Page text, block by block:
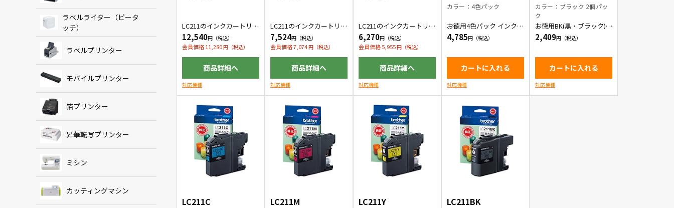
ラベルライター（ピータ
ッチ）
ラベルプリンター
モバイルプリンター
箔プリンター
昇華転写プリンター
ミシン
カッティングマシン
LC211のインクカートリッ
ジをお好きな色の組み合
わせで10本購入できま
す。
12,540
会員価格 11,280
商品詳細へ
対応機種
LC211のインクカートリッ
ジをお好きな色の組み合
わせで6本購入できます。
7,524
会員価格 7,074
商品詳細へ
対応機種
LC211のインクカートリッ
ジをお好きな色の組み合
わせで5本購入できます。
6,270
会員価格 5,955
商品詳細へ
対応機種
カラー：4色パック
お徳用4色パック インクカ
ートリッジ
4,785
カートに入れる
対応機種
カラー：ブラック 2個パッ
ク
お徳用BK(黒・ブラック) 2
本パック インクカートリ
ッジ
2,409
カートに入れる
対応機種
LC211C LC211M LC211Y LC211BK